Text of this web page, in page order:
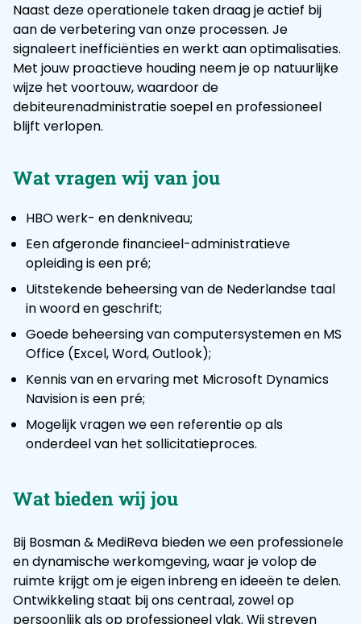
Naast deze operationele taken draag je actief bij
aan de verbetering van onze processen. Je
signaleert inefficiënties en werkt aan optimalisaties.
Met jouw proactieve houding neem je op natuurlijke
wijze het voortouw, waardoor de
debiteurenadministratie soepel en professioneel
blijft verlopen.
Wat vragen wij van jou
HBO werk- en denkniveau;
Een afgeronde financieel-administratieve
opleiding is een pré;
Uitstekende beheersing van de Nederlandse taal
in woord en geschrift;
Goede beheersing van computersystemen en MS
Office (Excel, Word, Outlook);
Kennis van en ervaring met Microsoft Dynamics
Navision is een pré;
Mogelijk vragen we een referentie op als
onderdeel van het sollicitatieproces.
Wat bieden wij jou
Bij Bosman & MediReva bieden we een professionele
en dynamische werkomgeving, waar je volop de
ruimte krijgt om je eigen inbreng en ideeën te delen.
Ontwikkeling staat bij ons centraal, zowel op
persoonlijk als op professioneel vlak. Wij streven